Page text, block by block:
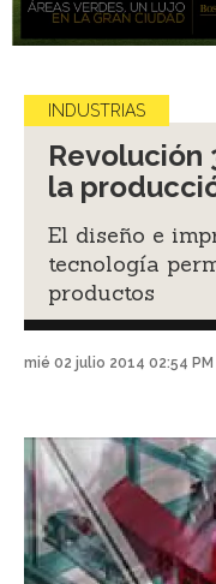
INDUSTRIAS
Revolución
la
El diseño e
tecnología
productos
mié 02 julio 2014 02:54 PM